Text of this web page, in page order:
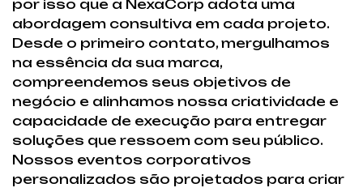
por isso que a NexaCorp adota uma
abordagem consultiva em cada projeto.
Desde o primeiro contato, mergulhamos
na essência da sua marca,
compreendemos seus objetivos de
negócio e alinhamos nossa criatividade e
capacidade de execução para entregar
soluções que ressoem com seu público.
Nossos eventos corporativos
personalizados são projetados para criar